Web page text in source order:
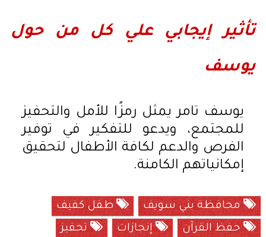
تأثير إيجابي علي كل من حول
يوسف
يوسف تامر يمثل رمزًا للأمل والتحفيز
للمجتمع، ويدعو للتفكير في توفير
الفرص والدعم لكافة الأطفال لتحقيق
إمكانياتهم الكامنة.
محافظة بني سويف
طفل كفيف
حفظ القرآن
إنجازات
تحفيز